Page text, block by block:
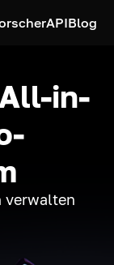
APIBlog
in-
verwalten